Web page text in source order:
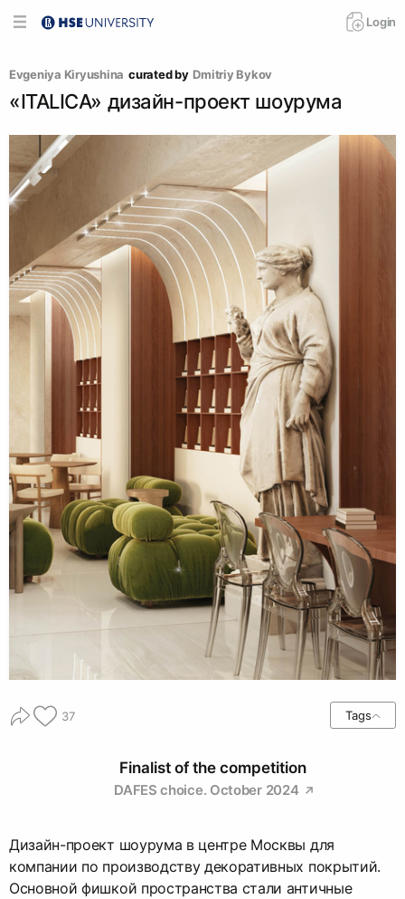
Login
Evgeniya Kiryushina curated by Dmitriy Bykov
«ITALICA» дизайн-проект шоурума
37 Tags
Finalist of the competition
DAFES choice. October 2024
Дизайн-проект шоурума в центре Москвы для
компании по производству декоративных покрытий.
Основной фишкой пространства стали античные